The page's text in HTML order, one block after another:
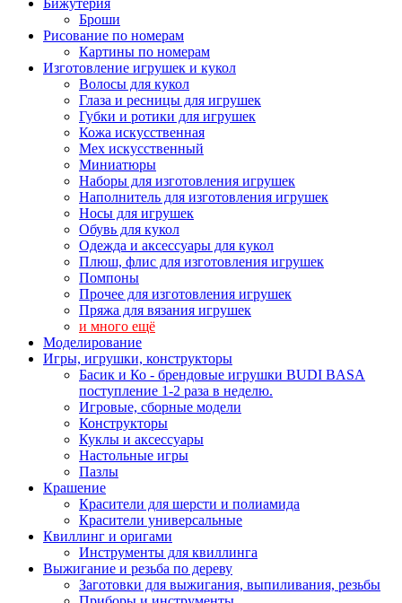
Бижутерия
Броши
Рисование по номерам
Картины по номерам
Изготовление игрушек и кукол
Волосы для кукол
Глаза и ресницы для игрушек
Губки и ротики для игрушек
Кожа искусственная
Мех искусственный
Миниатюры
Наборы для изготовления игрушек
Наполнитель для изготовления игрушек
Носы для игрушек
Обувь для кукол
Одежда и аксессуары для кукол
Плюш, флис для изготовления игрушек
Помпоны
Прочее для изготовления игрушек
Пряжа для вязания игрушек
и много ещё
Моделирование
Игры, игрушки, конструкторы
Басик и Ко - брендовые игрушки BUDI BASA
поступление 1-2 раза в неделю.
Игровые, сборные модели
Конструкторы
Куклы и аксессуары
Настольные игры
Пазлы
Крашение
Красители для шерсти и полиамида
Красители универсальные
Квиллинг и оригами
Инструменты для квиллинга
Выжигание и резьба по дереву
Заготовки для выжигания, выпиливания, резьбы